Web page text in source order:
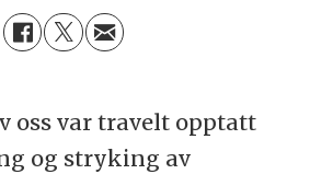
oss var travelt opptatt
og stryking av